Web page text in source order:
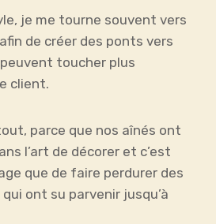
je me tourne souvent vers
de créer des ponts vers
toucher plus
client.
parce que nos aînés ont
l’art de décorer et c’est
que de faire perdurer des
ont su parvenir jusqu’à